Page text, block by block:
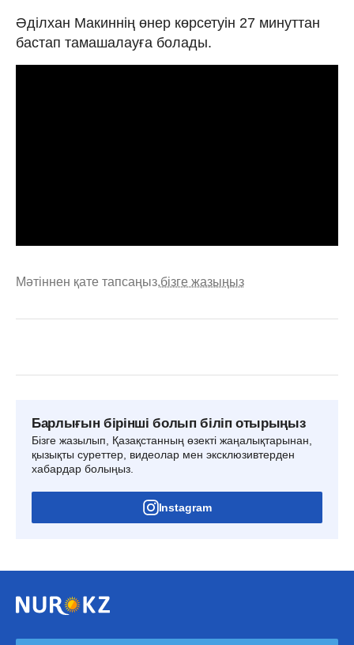
Әділхан Макиннің өнер көрсетуін 27 минуттан
бастап тамашалауға болады.
Мәтіннен қате тапсаңыз,бізге жазыңыз
Барлығын бірінші болып біліп отырыңыз
Бізге жазылып, Қазақстанның өзекті жаңалықтарынан,
қызықты суреттер, видеолар мен эксклюзивтерден
хабардар болыңыз.
Instagram